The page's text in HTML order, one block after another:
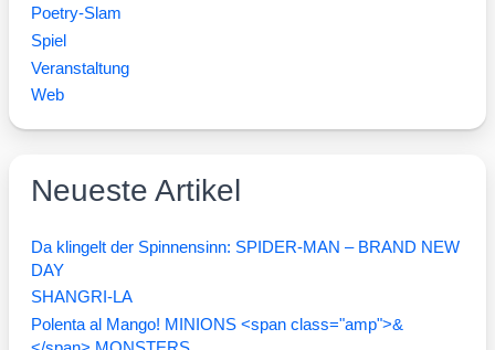
Poetry-Slam
Spiel
Veranstaltung
Web
Neueste Artikel
Da klingelt der Spinnensinn: SPIDER-MAN – BRAND NEW
DAY
SHANGRI-LA
Polenta al Mango! MINIONS <span class="amp">&